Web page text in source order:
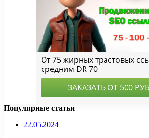
Популярные статьи
22.05.2024